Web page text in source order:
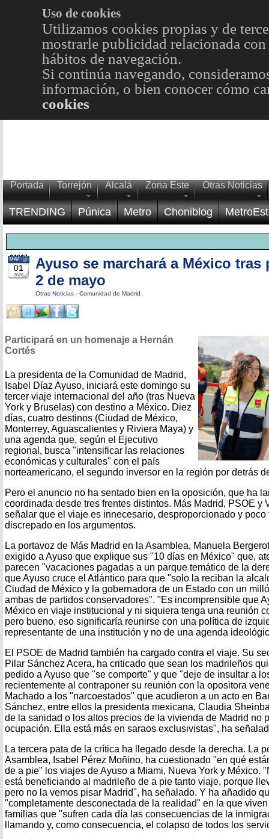
Uso de cookies
Utilizamos cookies propias y de
mostrarle publicidad relacionada
hábitos de navegación.
Si continúa navegando,
información, o bien conocer cómo
cookies
Portada Torrejón Alcalá Zona Este Otras Noticias
TRENDING Púnica Metro Choniblog
01
MAY
2026
Ayuso se marchará a México tras
2 de mayo
Otras Noticias - Comunidad de Madrid
Participará en un homenaje a Hernán
Cortés
La presidenta de la Comunidad de Madrid,
Isabel Díaz Ayuso, iniciará este domingo su
tercer viaje internacional del año (tras Nueva
York y Bruselas) con destino a México. Diez
días, cuatro destinos (Ciudad de México,
Monterrey, Aguascalientes y Riviera Maya) y
una agenda que, según el Ejecutivo
regional, busca "intensificar las relaciones
económicas y culturales" con el país
norteamericano, el segundo inversor en la región por detrás
Pero el anuncio no ha sentado bien en la oposición, que ha
coordinada desde tres frentes distintos. Más Madrid, PSOE y
señalar que el viaje es innecesario, desproporcionado y
discrepado en los argumentos.
La portavoz de Más Madrid en la Asamblea, Manuela
exigido a Ayuso que explique sus "10 días en México" que,
parecen "vacaciones pagadas a un parque temático de la
que Ayuso cruce el Atlántico para que "solo la reciban la
Ciudad de México y la gobernadora de un Estado con un
ambas de partidos conservadores". "Es incomprensible que
México en viaje institucional y ni siquiera tenga una reunión
pero bueno, eso significaría reunirse con una política de
representante de una institución y no de una agenda
El PSOE de Madrid también ha cargado contra el viaje. Su
Pilar Sánchez Acera, ha criticado que sean los madrileños
pedido a Ayuso que "se comporte" y que "deje de insultar a
recientemente al contraponer su reunión con la opositora
Machado a los "narcoestados" que acudieron a un acto en
Sánchez, entre ellos la presidenta mexicana, Claudia
de la sanidad o los altos precios de la vivienda de Madrid no
ocupación. Ella está más en saraos exclusivistas", ha
La tercera pata de la crítica ha llegado desde la derecha. La
Asamblea, Isabel Pérez Moñino, ha cuestionado "en qué
de a pie" los viajes de Ayuso a Miami, Nueva York y México.
está beneficiando al madrileño de a pie tanto viaje, porque
pero no la vemos pisar Madrid", ha señalado. Y ha añadido
"completamente desconectada de la realidad" en la que
familias que "sufren cada día las consecuencias de la
llamando y, como consecuencia, el colapso de todos los